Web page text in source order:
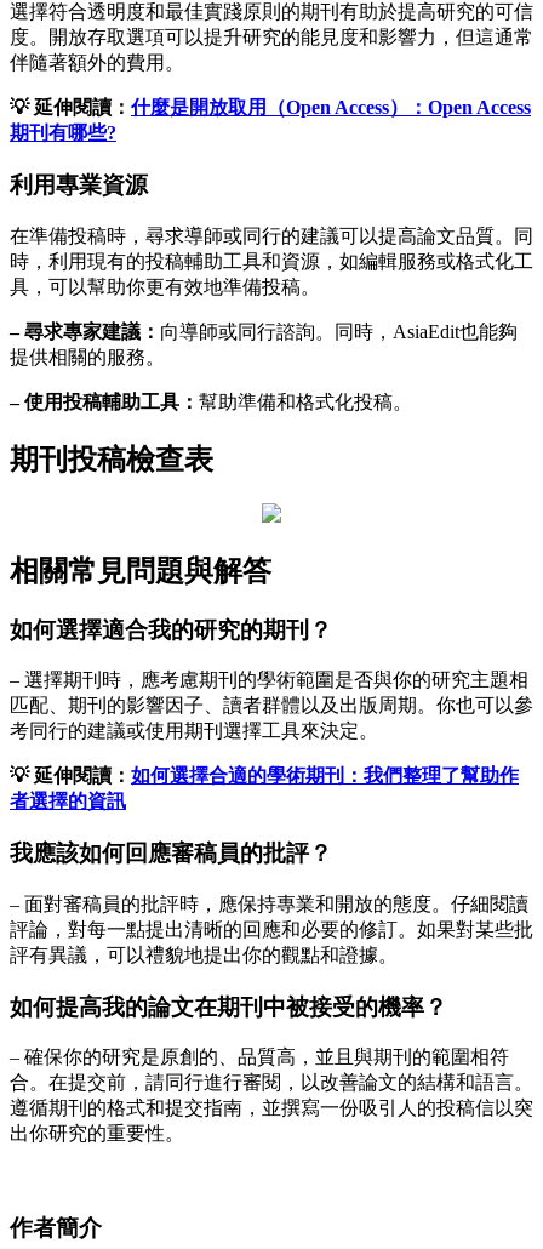
選擇符合透明度和最佳實踐原則的期刊有助於提高研究的可信
度。開放存取選項可以提升研究的能見度和影響力，但這通常
伴隨著額外的費用。
💡 延伸閱讀： 什麼是開放取用（Open Access）：Open Access
期刊有哪些?
利用專業資源
在準備投稿時，尋求導師或同行的建議可以提高論文品質。同
時，利用現有的投稿輔助工具和資源，如編輯服務或格式化工
具，可以幫助你更有效地準備投稿。
– 尋求專家建議： 向導師或同行諮詢。同時，AsiaEdit也能夠
提供相關的服務。
– 使用投稿輔助工具： 幫助準備和格式化投稿。
期刊投稿檢查表
相關常見問題與解答
如何選擇適合我的研究的期刊？
– 選擇期刊時，應考慮期刊的學術範圍是否與你的研究主題相
匹配、期刊的影響因子、讀者群體以及出版周期。你也可以參
考同行的建議或使用期刊選擇工具來決定。
💡 延伸閱讀： 如何選擇合適的學術期刊：我們整理了幫助作
者選擇的資訊
我應該如何回應審稿員的批評？
– 面對審稿員的批評時，應保持專業和開放的態度。仔細閱讀
評論，對每一點提出清晰的回應和必要的修訂。如果對某些批
評有異議，可以禮貌地提出你的觀點和證據。
如何提高我的論文在期刊中被接受的機率？
– 確保你的研究是原創的、品質高，並且與期刊的範圍相符
合。在提交前，請同行進行審閱，以改善論文的結構和語言。
遵循期刊的格式和提交指南，並撰寫一份吸引人的投稿信以突
出你研究的重要性。
作者簡介